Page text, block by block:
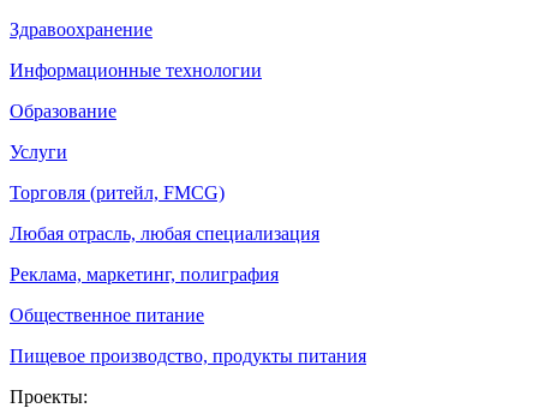
Здравоохранение
Информационные технологии
Образование
Услуги
Торговля (ритейл, FMCG)
Любая отрасль, любая специализация
Реклама, маркетинг, полиграфия
Общественное питание
Пищевое производство, продукты питания
Проекты: